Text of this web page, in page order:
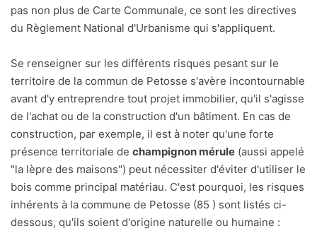
pas non plus de Carte Communale, ce sont les directives
du Règlement National d'Urbanisme qui s'appliquent.
Se renseigner sur les différents risques pesant sur le
territoire de la commun de Petosse s'avère incontournable
avant d'y entreprendre tout projet immobilier, qu'il s'agisse
de l'achat ou de la construction d'un bâtiment. En cas de
construction, par exemple, il est à noter qu'une forte
présence territoriale de champignon mérule (aussi appelé
"la lèpre des maisons") peut nécessiter d'éviter d'utiliser le
bois comme principal matériau. C'est pourquoi, les risques
inhérents à la commune de Petosse (85 ) sont listés ci-
dessous, qu'ils soient d'origine naturelle ou humaine :